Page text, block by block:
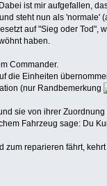
ist mir aufgefallen,
steht nun als 'normale'
auf "Sieg oder Tod",
haben.
Commander.
die Einheiten
(nur Randbemerkung
sie von ihrer
Fahrzeug sage: Du
reparieren fährt,